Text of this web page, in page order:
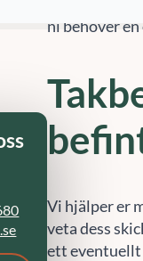
ni behöver
Vi hjälper er
veta dess
ett eventuellt